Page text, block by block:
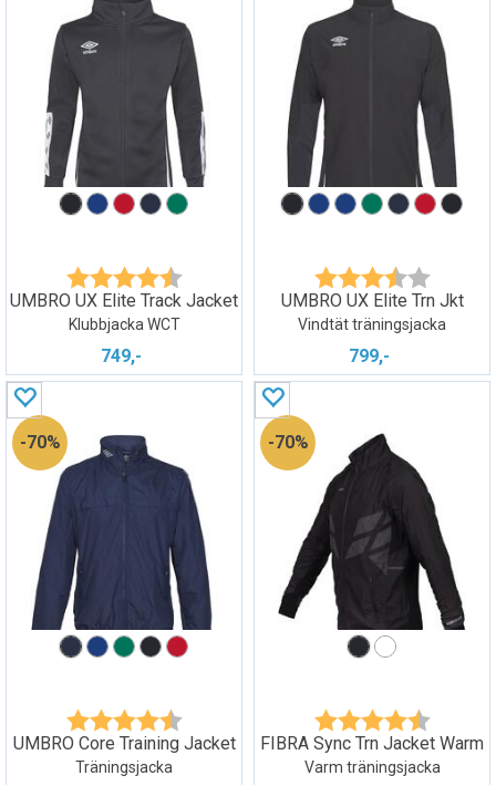
Betyg: 4.1 utav 5 stjärnor
UMBRO UX Elite Track Jacket
Klubbjacka WCT
749,-
Betyg: 3.8 utav
UMBRO UX Elite Trn Jkt
Vindtät träningsjacka
799,-
70%
Betyg: 4.3 utav 5 stjärnor
UMBRO Core Training Jacket
Träningsjacka
70%
Betyg: 4.2 utav
FIBRA Sync Trn Jacket Warm
Varm träningsjacka